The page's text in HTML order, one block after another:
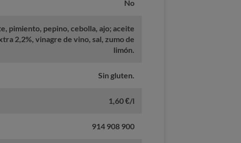
No
pimiento, pepino, cebolla, ajo; aceite
2,2%, vinagre de vino, sal, zumo de
limón.
Sin gluten.
1,60 €/l
914 908 900